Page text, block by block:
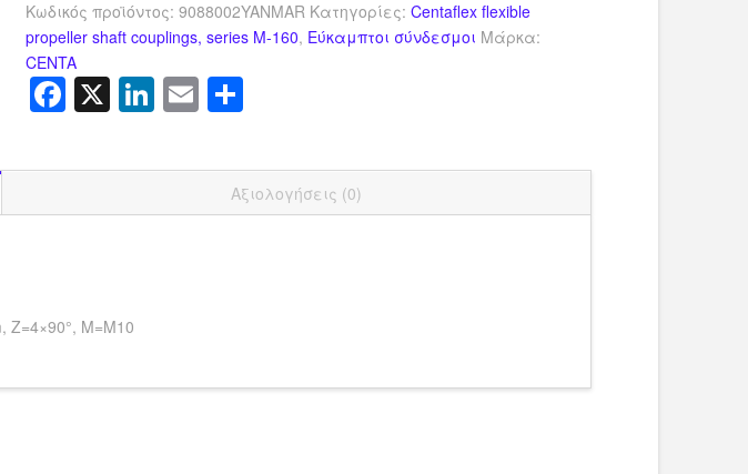
Κωδικός προϊόντος:9088002YANMAR Κατηγορίες:Centaflex flexible
propeller shaft couplings, series M-160, Εύκαμπτοι σύνδεσμοι Μάρκα:
CENTA
Facebook
X LinkedIn
Email
Αξιολογήσεις (0)
Z=4×90°, M=M10